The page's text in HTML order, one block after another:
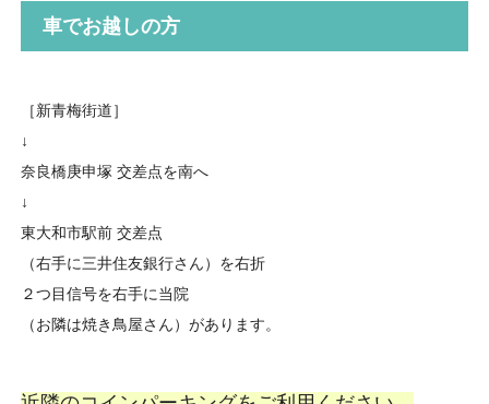
車でお越しの方
［新青梅街道］
↓
奈良橋庚申塚 交差点を南へ
↓
東大和市駅前 交差点
（右手に三井住友銀行さん）を右折
２つ目信号を右手に当院
（お隣は焼き鳥屋さん）があります。